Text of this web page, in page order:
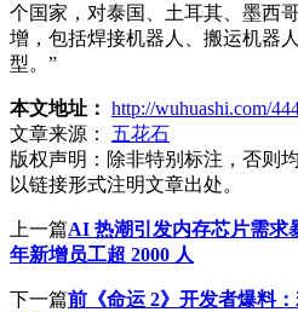
个国家，对泰国、土耳其、墨西
增，包括焊接机器人、搬运机器
型。”
本文地址： http://wuhuashi.com/
文章来源：
五花石
版权声明： 除非特别标注，否则
以链接形式注明文章出处。
上一篇AI 热潮引发内存芯片需求
年新增员工超 2000 人
下一篇前《命运 2》开发者爆料